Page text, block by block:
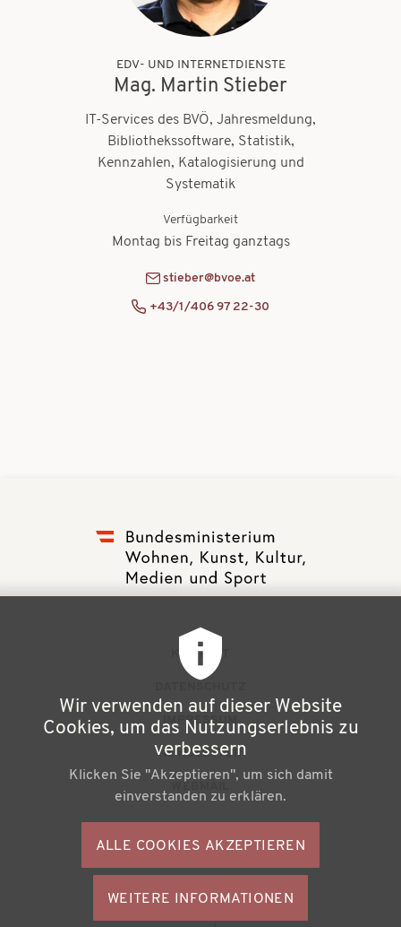
EDV- UND INTERNETDIENSTE
Mag. Martin Stieber
IT-Services des BVÖ, Jahresmeldung,
Bibliothekssoftware, Statistik,
Kennzahlen, Katalogisierung und
Systematik
Verfügbarkeit
Montag bis Freitag ganztags
stieber@bvoe.at
+43/1/406 97 22-30
ß
e
e
KONTAKT
IMPRESSUM
NEWSLETTER
S
c
Wir verwenden auf dieser Website
Cookies, um das Nutzungserlebnis zu
verbessern
Klicken Sie "Akzeptieren", um sich damit
einverstanden zu erklären.
ALLE COOKIES AKZEPTIEREN
WEITERE INFORMATIONEN